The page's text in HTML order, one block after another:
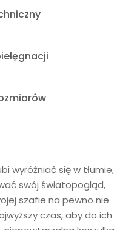
wyróżniać się w tłumie,
swój światopogląd,
szafie na pewno nie
czas, aby do ich